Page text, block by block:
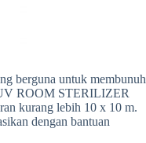
berguna untuk membunuh
ROOM STERILIZER
kurang lebih 10 x 10 m.
dengan bantuan